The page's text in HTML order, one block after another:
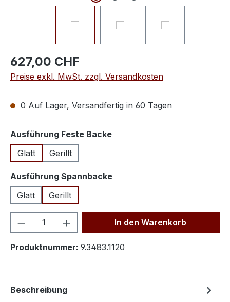
627,00 CHF
Preise exkl. MwSt. zzgl. Versandkosten
0 Auf Lager, Versandfertig in 60 Tagen
Ausführung Feste Backeauswählen
Glatt
Gerillt
Ausführung Spannbackeauswählen
Glatt
Gerillt
Produkt Anzahl: Gib denIn den Warenkorb
Produktnummer: 9.3483.1120
Beschreibung